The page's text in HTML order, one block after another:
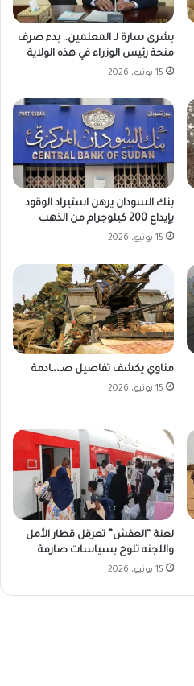
بشرى سارة لـ المعلمين.. بدء صرف
منحة رئيس الوزراء في هذه الولاية
15 يونيو، 2026
بنك السودان يرهن استيراد الوقود
بإيداع 200 كيلوجرام من الذهب
15 يونيو، 2026
مناوي يكشف تفاصيل صـ،،ـادمة
15 يونيو، 2026
لعنة “العفش” تعرقل قطار الأمل
واللجنه تلوح بسياسات صارمة
15 يونيو، 2026